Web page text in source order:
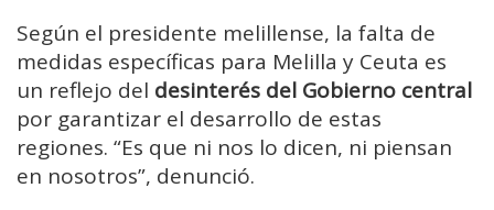
Según el presidente melillense, la falta de
medidas específicas para Melilla y Ceuta es
un reflejo del desinterés del Gobierno central
por garantizar el desarrollo de estas
regiones. “Es que ni nos lo dicen, ni piensan
en nosotros”, denunció.